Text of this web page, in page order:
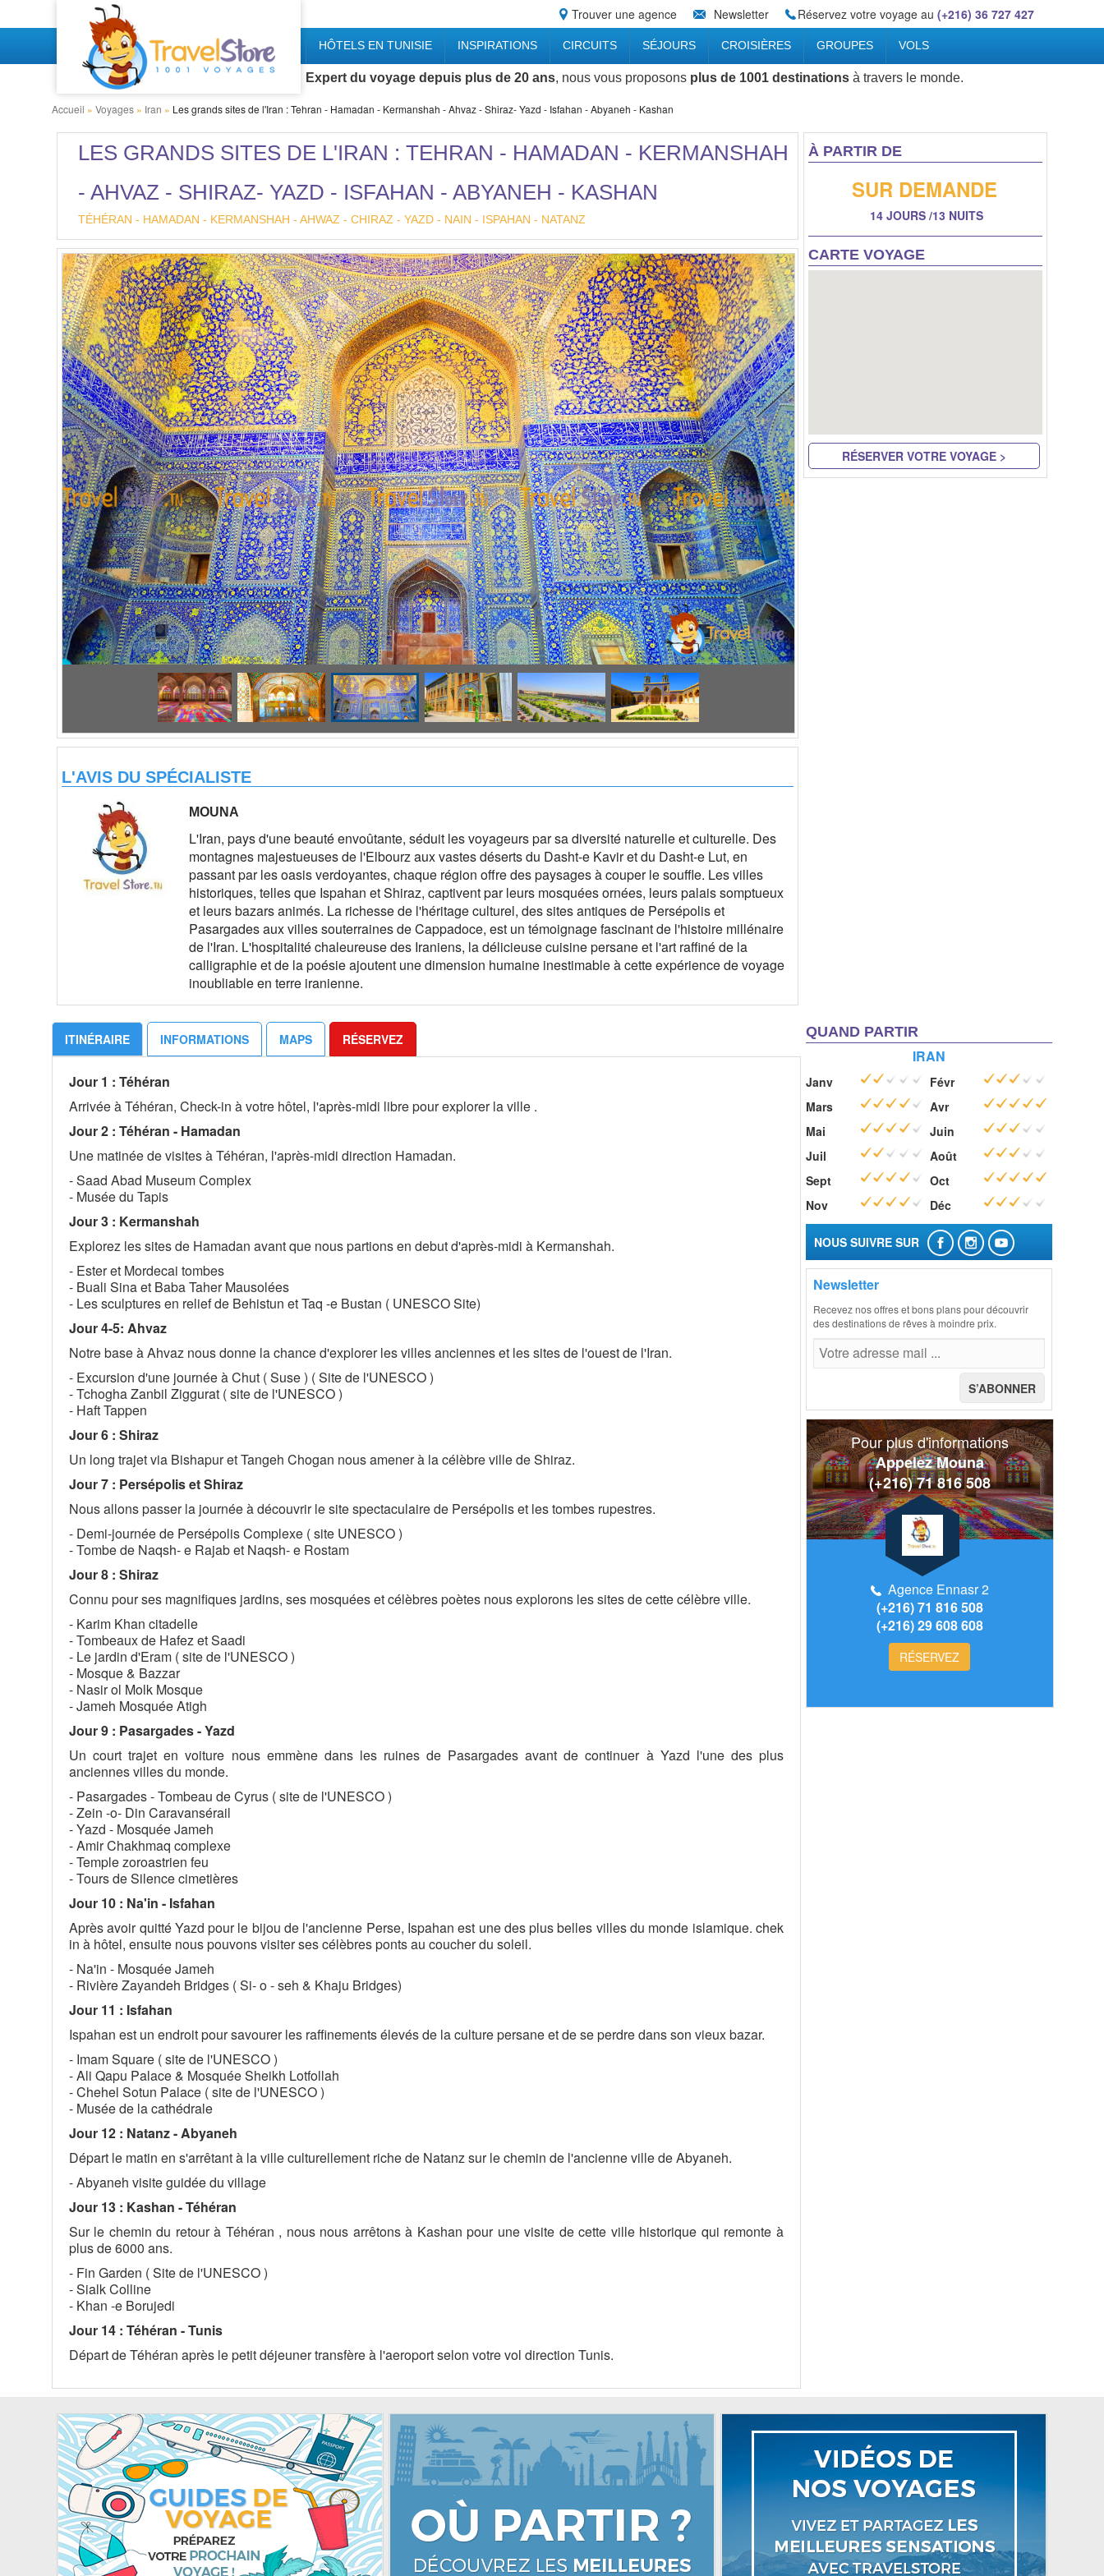
Trouver une agence Newsletter Réservez votre voyage au (+216) 36 727 427
HÔTELS EN TUNISIE INSPIRATIONS CIRCUITS SÉJOURS CROISIÈRES GROUPES VOLS
Expert du voyage depuis plus de 20 ans, nous vous proposons plus de 1001 destinations à travers le monde.
Accueil » Voyages » Iran » Les grands sites de l'Iran : Tehran - Hamadan - Kermanshah - Ahvaz - Shiraz- Yazd - Isfahan - Abyaneh - Kashan
LES GRANDS SITES DE L'IRAN : TEHRAN - HAMADAN - KERMANSHAH
- AHVAZ - SHIRAZ- YAZD - ISFAHAN - ABYANEH - KASHAN
TÉHÉRAN - HAMADAN - KERMANSHAH - AHWAZ - CHIRAZ - YAZD - NAIN - ISPAHAN - NATANZ
L'AVIS DU SPÉCIALISTE
MOUNA
L'Iran, pays d'une beauté envoûtante, séduit les voyageurs par sa diversité naturelle et culturelle. Des
montagnes majestueuses de l'Elbourz aux vastes déserts du Dasht-e Kavir et du Dasht-e Lut, en
passant par les oasis verdoyantes, chaque région offre des paysages à couper le souffle. Les villes
historiques, telles que Ispahan et Shiraz, captivent par leurs mosquées ornées, leurs palais somptueux
et leurs bazars animés. La richesse de l'héritage culturel, des sites antiques de Persépolis et
Pasargades aux villes souterraines de Cappadoce, est un témoignage fascinant de l'histoire millénaire
de l'Iran. L'hospitalité chaleureuse des Iraniens, la délicieuse cuisine persane et l'art raffiné de la
calligraphie et de la poésie ajoutent une dimension humaine inestimable à cette expérience de voyage
inoubliable en terre iranienne.
À PARTIR DE
SUR DEMANDE
14 JOURS /13 NUITS
CARTE VOYAGE
RÉSERVER VOTRE VOYAGE >
ITINÉRAIRE INFORMATIONS MAPS RÉSERVEZ
Jour 1 : Téhéran
Arrivée à Téhéran, Check-in à votre hôtel, l'après-midi libre pour explorer la ville .
Jour 2 : Téhéran - Hamadan
Une matinée de visites à Téhéran, l'après-midi direction Hamadan.
- Saad Abad Museum Complex
- Musée du Tapis
Jour 3 : Kermanshah
Explorez les sites de Hamadan avant que nous partions en debut d'après-midi à Kermanshah.
- Ester et Mordecai tombes
- Buali Sina et Baba Taher Mausolées
- Les sculptures en relief de Behistun et Taq -e Bustan ( UNESCO Site)
Jour 4-5: Ahvaz
Notre base à Ahvaz nous donne la chance d'explorer les villes anciennes et les sites de l'ouest de l'Iran.
- Excursion d'une journée à Chut ( Suse ) ( Site de l'UNESCO )
- Tchogha Zanbil Ziggurat ( site de l'UNESCO )
- Haft Tappen
Jour 6 : Shiraz
Un long trajet via Bishapur et Tangeh Chogan nous amener à la célèbre ville de Shiraz.
Jour 7 : Persépolis et Shiraz
Nous allons passer la journée à découvrir le site spectaculaire de Persépolis et les tombes rupestres.
- Demi-journée de Persépolis Complexe ( site UNESCO )
- Tombe de Naqsh- e Rajab et Naqsh- e Rostam
Jour 8 : Shiraz
Connu pour ses magnifiques jardins, ses mosquées et célèbres poètes nous explorons les sites de cette célèbre ville.
- Karim Khan citadelle
- Tombeaux de Hafez et Saadi
- Le jardin d'Eram ( site de l'UNESCO )
- Mosque & Bazzar
- Nasir ol Molk Mosque
- Jameh Mosquée Atigh
Jour 9 : Pasargades - Yazd
Un court trajet en voiture nous emmène dans les ruines de Pasargades avant de continuer à Yazd l'une des plus
anciennes villes du monde.
- Pasargades - Tombeau de Cyrus ( site de l'UNESCO )
- Zein -o- Din Caravansérail
- Yazd - Mosquée Jameh
- Amir Chakhmaq complexe
- Temple zoroastrien feu
- Tours de Silence cimetières
Jour 10 : Na'in - Isfahan
Après avoir quitté Yazd pour le bijou de l'ancienne Perse, Ispahan est une des plus belles villes du monde islamique. chek
in à hôtel, ensuite nous pouvons visiter ses célèbres ponts au coucher du soleil.
- Na'in - Mosquée Jameh
- Rivière Zayandeh Bridges ( Si- o - seh & Khaju Bridges)
Jour 11 : Isfahan
Ispahan est un endroit pour savourer les raffinements élevés de la culture persane et de se perdre dans son vieux bazar.
- Imam Square ( site de l'UNESCO )
- Ali Qapu Palace & Mosquée Sheikh Lotfollah
- Chehel Sotun Palace ( site de l'UNESCO )
- Musée de la cathédrale
Jour 12 : Natanz - Abyaneh
Départ le matin en s'arrêtant à la ville culturellement riche de Natanz sur le chemin de l'ancienne ville de Abyaneh.
- Abyaneh visite guidée du village
Jour 13 : Kashan - Téhéran
Sur le chemin du retour à Téhéran , nous nous arrêtons à Kashan pour une visite de cette ville historique qui remonte à
plus de 6000 ans.
- Fin Garden ( Site de l'UNESCO )
- Sialk Colline
- Khan -e Borujedi
Jour 14 : Téhéran - Tunis
Départ de Téhéran après le petit déjeuner transfère à l'aeroport selon votre vol direction Tunis.
QUAND PARTIR
IRAN
Janv
Févr
Mars
Avr
Mai
Juin
Juil
Août
Sept
Oct
Nov
Déc
NOUS SUIVRE SUR
Newsletter
Recevez nos offres et bons plans pour découvrir
des destinations de rêves à moindre prix.
Pour plus d'informations
Appelez Mouna
(+216) 71 816 508
Agence Ennasr 2
(+216) 71 816 508
(+216) 29 608 608
RÉSERVEZ